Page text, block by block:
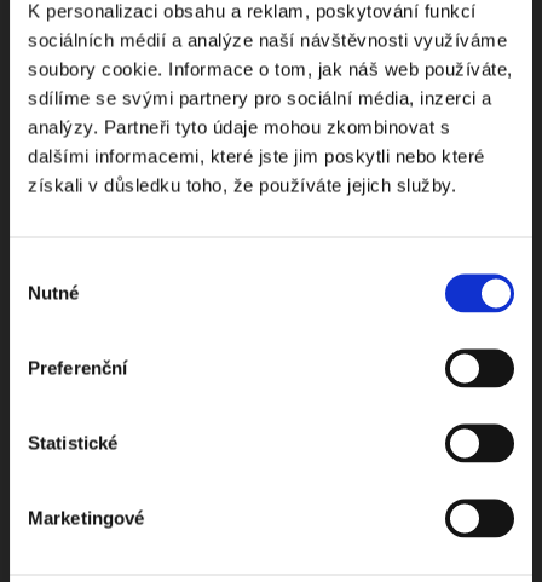
K personalizaci obsahu a reklam, poskytování funkcí
sociálních médií a analýze naší návštěvnosti využíváme
soubory cookie. Informace o tom, jak náš web používáte,
sdílíme se svými partnery pro sociální média, inzerci a
analýzy. Partneři tyto údaje mohou zkombinovat s
dalšími informacemi, které jste jim poskytli nebo které
získali v důsledku toho, že používáte jejich služby.
souhlasu
Nutné
Preferenční
Statistické
Marketingové
Dostávejte od nás pravidelný měsíční souhrn
toho nejpopulárnějšího obsahu.
Beru na vědomí zpracování osobních údajů
Kontaktuje nás